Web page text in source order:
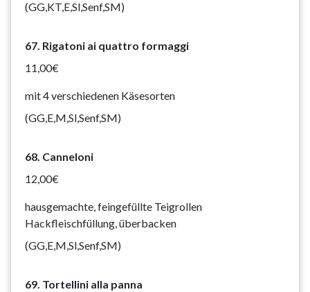
(GG,KT,E,Sl,Senf,SM)
67. Rigatoni ai quattro formaggi
11,00€
mit 4 verschiedenen Käsesorten
(GG,E,M,Sl,Senf,SM)
68. Canneloni
12,00€
hausgemachte, feingefüllte Teigrollen
Hackfleischfüllung, überbacken
(GG,E,M,Sl,Senf,SM)
69. Tortellini alla panna